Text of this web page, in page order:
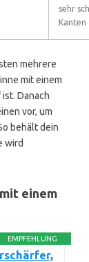
sehr
Kanten
mehrere
mit einem
Danach
vor, um
behält dein
wird
einem
EMPFEHLUNG